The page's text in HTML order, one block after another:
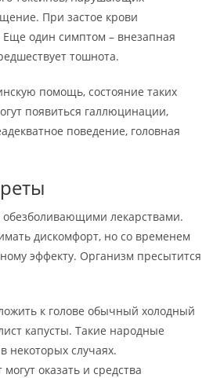
При застое крови
Еще один симптом – внезапная
тошнота.
помощь, состояние таких
появиться галлюцинации,
поведение, головная
обезболивающими лекарствами.
дискомфорт, но со временем
эффекту. Организм пресытится
к голове обычный холодный
капусты. Такие народные
некоторых случаях.
оказать и средства